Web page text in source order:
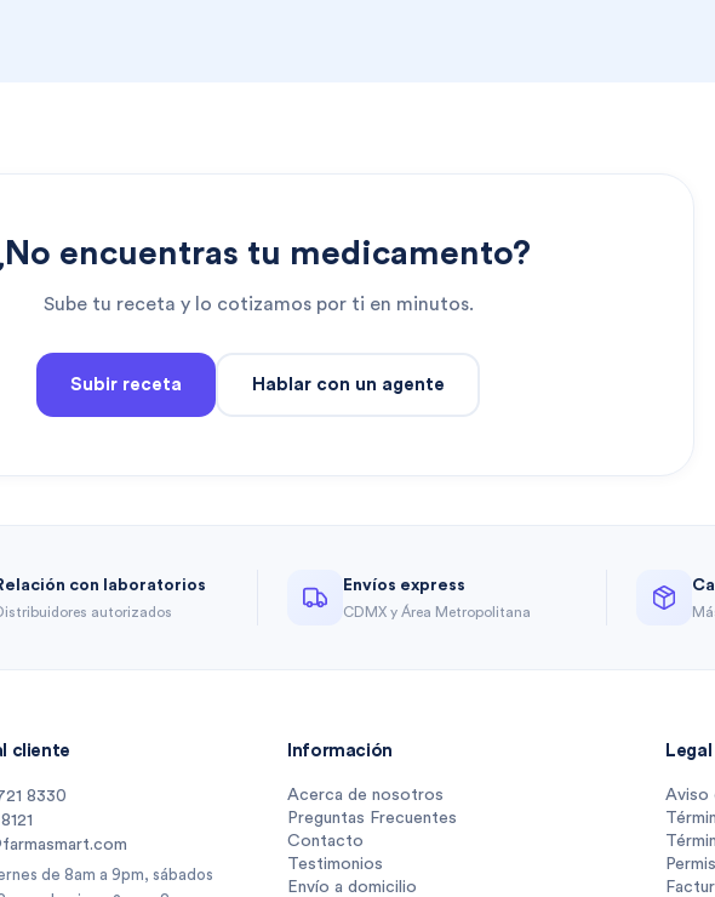
encuentras tu medicamento?
Sube tu receta y lo cotizamos por ti en minutos.
Subir receta Hablar con un agente
con laboratorios
autorizados
Envíos express
CDMX y Área Metropolitana
cliente
8330
de 8am a 9pm, sábados
Información
Acerca de nosotros
Preguntas Frecuentes
Contacto
Testimonios
Envío a domicilio
Legal
Aviso